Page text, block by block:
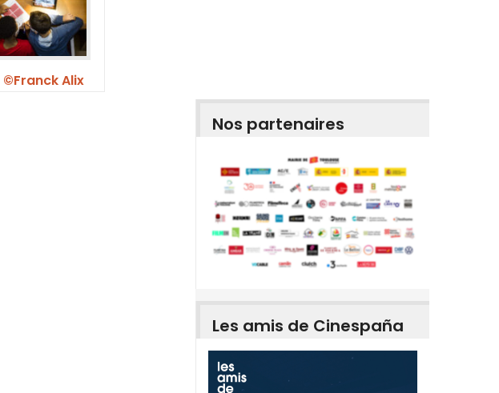
©Franck Alix
Nos partenaires
Les amis de Cinespaña